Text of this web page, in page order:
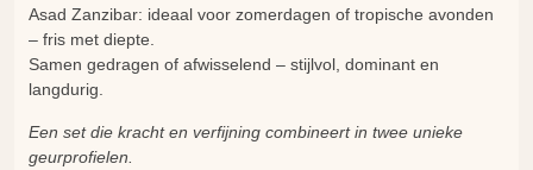
Asad Zanzibar: ideaal voor zomerdagen of tropische avonden
– fris met diepte.
Samen gedragen of afwisselend – stijlvol, dominant en
langdurig.
Een set die kracht en verfijning combineert in twee unieke
geurprofielen.